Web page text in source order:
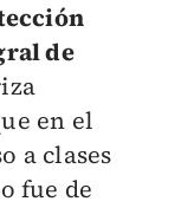
de
en el
a clases
fue de